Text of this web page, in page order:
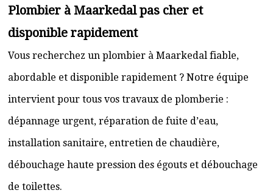
Plombier à Maarkedal pas cher et
disponible rapidement
Vous recherchez un plombier à Maarkedal fiable,
abordable et disponible rapidement ? Notre équipe
intervient pour tous vos travaux de plomberie :
dépannage urgent, réparation de fuite d’eau,
installation sanitaire, entretien de chaudière,
débouchage haute pression des égouts et débouchage
de toilettes.